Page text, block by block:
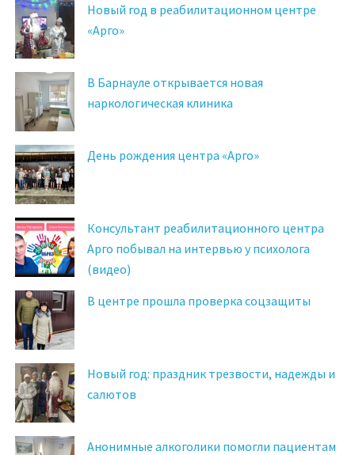
Новый год в реабилитационном центре
«Арго»
В Барнауле открывается новая
наркологическая клиника
День рождения центра «Арго»
Консультант реабилитационного центра
Арго побывал на интервью у психолога
(видео)
В центре прошла проверка соцзащиты
Новый год: праздник трезвости, надежды и
салютов
Анонимные алкоголики помогли пациентам